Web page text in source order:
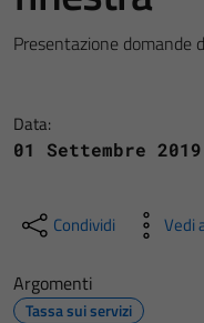
Presentazione
Data:
01 Settembre 2019
Condividi Vedi
Argomenti
Tassa sui servizi